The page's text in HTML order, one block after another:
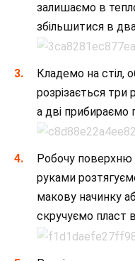
залишаємо в
збільшитися в
Кладемо на стіл,
розрізається три
а дві прибираємо
Робочу поверхню
руками
макову начинку
скручуємо пласт